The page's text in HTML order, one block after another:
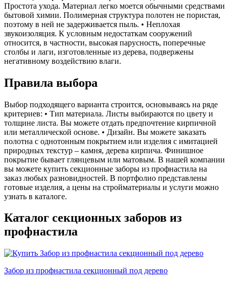
Простота ухода. Материал легко моется обычными средствами
бытовой химии. Полимерная структура полотен не пористая,
поэтому в ней не задерживается пыль. • Неплохая
звукоизоляция. К условным недостаткам сооружений
относится, в частности, высокая парусность, поперечные
столбы и лаги, изготовленные из дерева, подвержены
негативному воздействию влаги.
Правила выбора
Выбор подходящего варианта строится, основываясь на ряде
критериев: • Тип материала. Листы выбираются по цвету и
толщине листа. Вы можете отдать предпочтение кирпичной
или металлической основе. • Дизайн. Вы можете заказать
полотна с однотонным покрытием или изделия с имитацией
природных текстур – камня, дерева кирпича. Финишное
покрытие бывает глянцевым или матовым. В нашей компании
вы можете купить секционные заборы из профнастила на
заказ любых разновидностей. В портфолио представлены
готовые изделия, а цены на стройматериалы и услуги можно
узнать в каталоге.
Каталог секционных заборов из
профнастила
Забор из профнастила секционный под дерево